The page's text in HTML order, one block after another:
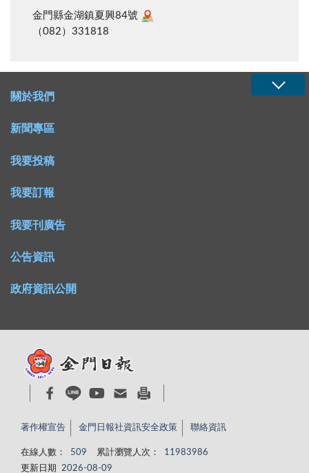
金門縣金湖鎮夏興84號
（082）331818
關於我們
新聞專區
我要投稿
我要訂報
我要刊廣告
公告資訊
政府資訊公開
著作權宣告 金門日報社資訊安全政策 聯絡資訊
在線人數： 509 累計瀏覽人次：
11983986
更新日期
2026-08-09